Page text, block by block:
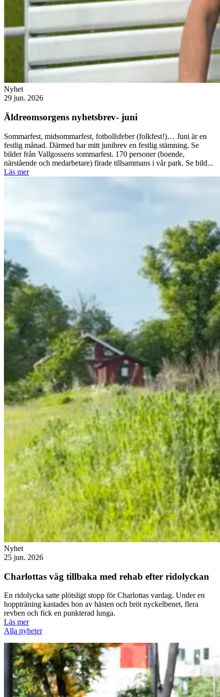
Nyhet
29 jun. 2026
Äldreomsorgens nyhetsbrev- juni
Sommarfest, midsommarfest, fotbollsfeber (folkfest!)… Juni är en
festlig månad. Därmed har mitt junibrev en festlig stämning. Se
bilder från Vallgossens sommarfest. 170 personer (boende,
närstående och medarbetare) firade tillsammans i vår park. Se bild...
Läs mer
Nyhet
25 jun. 2026
Charlottas väg tillbaka med rehab efter ridolyckan
En ridolycka satte plötsligt stopp för Charlottas vardag. Under en
hoppträning kastades hon av hästen och bröt nyckelbenet, flera
revben och fick en punkterad lunga.
Läs mer
Alla nyheter